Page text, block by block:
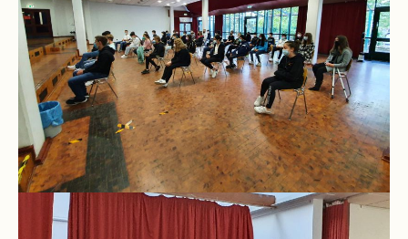
Methodentraining
Bewegte
Pause
Schulsanitätsdienst
Unterricht